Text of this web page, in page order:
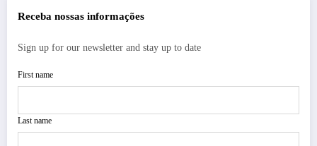
Receba nossas informações
Sign up for our newsletter and stay up to date
First name
Last name